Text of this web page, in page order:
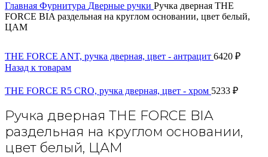
Главная Фурнитура Дверные ручки Ручка дверная THE
FORCE BIA раздельная на круглом основании, цвет белый,
ЦАМ
THE FORCE ANT, ручка дверная, цвет - антрацит 6420 ₽
Назад к товарам
THE FORCE R5 CRO, ручка дверная, цвет - хром 5233 ₽
Ручка дверная THE FORCE BIA
раздельная на круглом основании,
цвет белый, ЦАМ